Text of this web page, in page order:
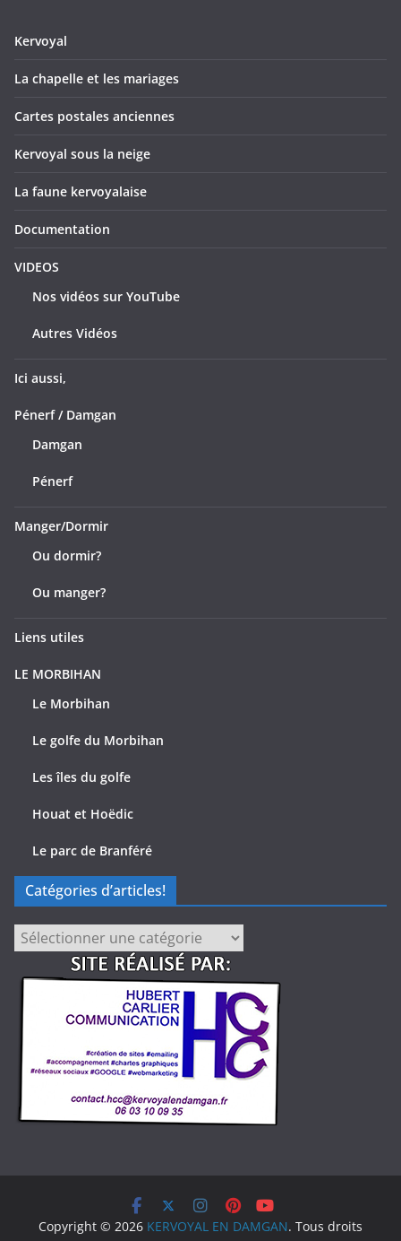
Kervoyal
La chapelle et les mariages
Cartes postales anciennes
Kervoyal sous la neige
La faune kervoyalaise
Documentation
VIDEOS
Nos vidéos sur YouTube
Autres Vidéos
Ici aussi,
Pénerf / Damgan
Damgan
Pénerf
Manger/Dormir
Ou dormir?
Ou manger?
Liens utiles
LE MORBIHAN
Le Morbihan
Le golfe du Morbihan
Les îles du golfe
Houat et Hoëdic
Le parc de Branféré
Catégories d’articles!
Catégories
Copyright © 2026 KERVOYAL EN DAMGAN. Tous droits